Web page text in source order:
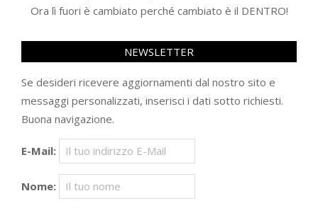
Ora lì fuori è cambiato perché cambiato è il DENTRO!
NEWSLETTER
Se desideri ricevere aggiornamenti dal nostro sito e
messaggi personalizzati, inserisci i dati sotto richiesti.
Buona navigazione.
E-Mail:
Nome: